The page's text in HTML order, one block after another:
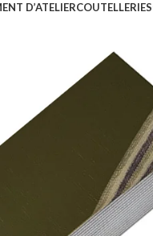
D’ATELIERCOUTELLERIE